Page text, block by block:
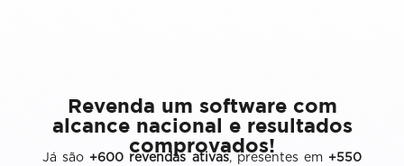
Revenda um software com
alcance nacional e resultados
comprovados!
Já são +600 revendas ativas, presentes em +550